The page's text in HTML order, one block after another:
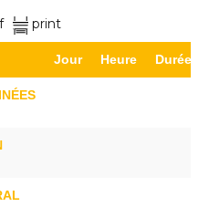
print
Jour Heure Durée